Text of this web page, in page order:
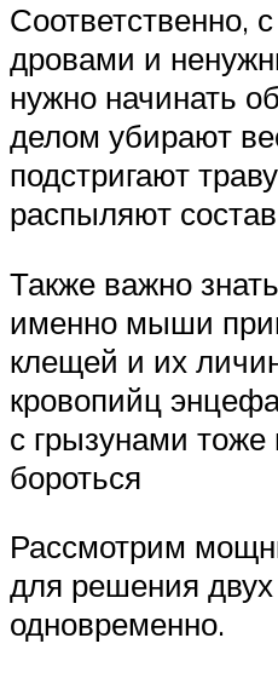
Соответственно,
дровами и
нужно начинать
делом убирают
подстригают
распыляют состав
Также важно
именно мыши
клещей и их
кровопийц
с грызунами тоже
бороться
Рассмотрим
для решения
одновременно.